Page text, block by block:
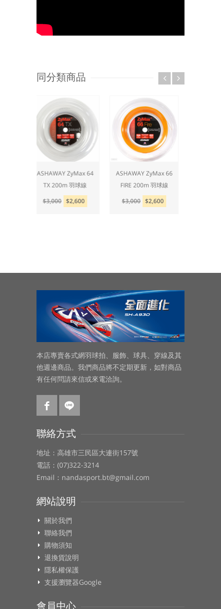
同分類商品
ASHAWAY ZyMax 64
TX 200m 羽球線
$3,000 $2,600
ASHAWAY ZyMax 66
FIRE 200m 羽球線
$3,000 $2,600
本店專賣各式網羽球拍、服飾、球具、穿線及其
他週邊商品。我們商品將不定期更新，如對商品
有任何問請來信或來電洽詢。
聯絡方式
地址：高雄市三民區大連街157號
電話：(07)322-3214
Email：nandasport.bt@gmail.com
網站說明
關於我們
聯絡我們
購物須知
退換貨說明
隱私權保護
支援瀏覽器Google
會員中心